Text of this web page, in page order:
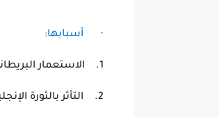
· أسبابها:
1. الاستعمار
2. التأثر